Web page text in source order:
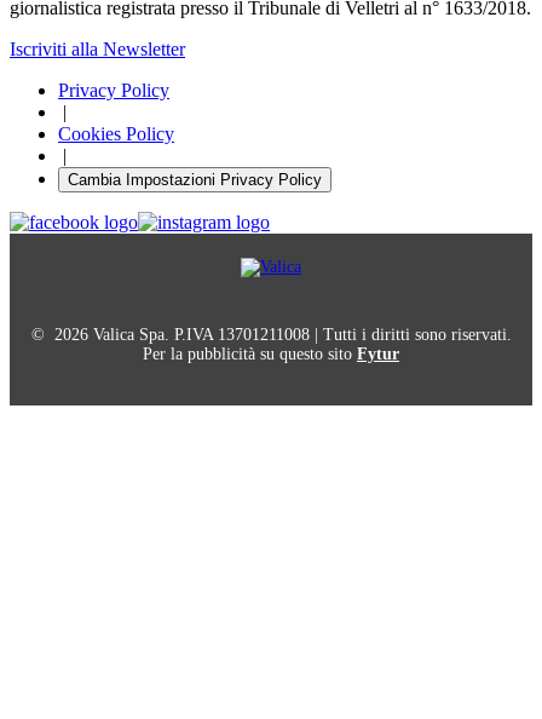
giornalistica registrata presso il Tribunale di Velletri al n° 1633/2018.
Iscriviti alla Newsletter
Privacy Policy
|
Cookies Policy
|
Cambia Impostazioni Privacy Policy
© 2026 Valica Spa. P.IVA 13701211008 | Tutti i diritti sono riservati.
Per la pubblicità su questo sito Fytur